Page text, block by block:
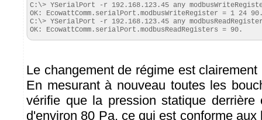
C:\> YSerialPort -r 192.168.123.45 any
OK: EcowattComm.serialPort.modbusWriteRegister = 1 24
C:\> YSerialPort -r 192.168.123.45 any
OK: EcowattComm.serialPort.modbusReadRegisters = 90.
Le changement de régime est
En mesurant à nouveau toutes les
vérifie que la pression statique derrière
d'environ 80 Pa, ce qui est conforme